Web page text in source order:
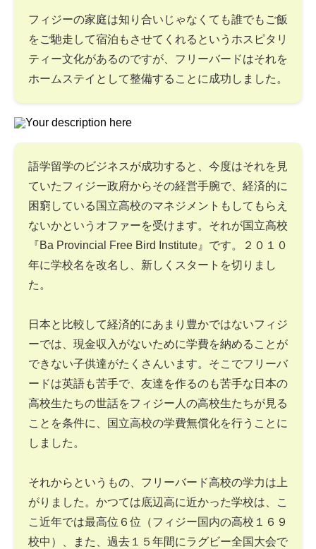
フィジーの家庭は知り合いじゃなくても誰でもご飯
をご馳走して宿泊もさせてくれるというホスピタリ
ティー文化があるのですが、フリーバードはそれを
ホームステイとして整備することに成功しました。
語学留学のビジネスが成功すると、今度はそれを見
ていたフィジー政府からその経営手腕で、経済的に
困窮している国立高校のマネジメントもしてもらえ
ないかというオファーを受けます。それが国立高校
『Ba Provincial Free Bird Institute』です。２０１０
年に学校名を改名し、新しくスタートを切りまし
た。
日本と比較して経済的にあまり豊かではないフィジ
ーでは、現金収入がないために学費を納めることが
できない子供達がたくさんいます。そこでフリーバ
ードは英語も苦手で、友達を作るのも苦手な日本の
高校生たちの世話をフィジー人の高校生たちが見る
ことを条件に、国立高校の学費無償化を行うことに
しました。
それからというもの、フリーバード高校の学力は上
がりました。かつては底辺高に近かった学校は、こ
こ近年では最高位６位（フィジー国内の高校１６９
校中）、また、過去１５年間にラグビー全国大会で